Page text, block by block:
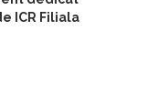
ICR Filiala